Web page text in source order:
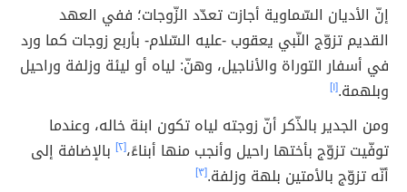
إنّ الأديان السّماوية أجازت تعدّد الزّوجات؛ ففي العهد
القديم تزوّج النّبي يعقوب -عليه السّلام- بأربع زوجات كما ورد
في أسفار التوراة والأناجيل، وهنّ: لياه أو ليئة وزلفة وراحيل
وبلهمة.[١]
ومن الجدير بالذّكر أنّ زوجته لياه تكون ابنة خاله، وعندما
توفّيت تزوّج بأختها راحيل وأنجب منها أبناءً،[٢]
بالإضافة إلى
أنّه تزوّج بالأمتين بلهة وزلفة.[٣]